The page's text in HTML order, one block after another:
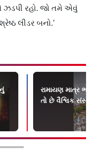
રહો. જો તમે એવું
લીડર બનો.’
રામાયણ માત્ર
તો છે વૈશ્વિક